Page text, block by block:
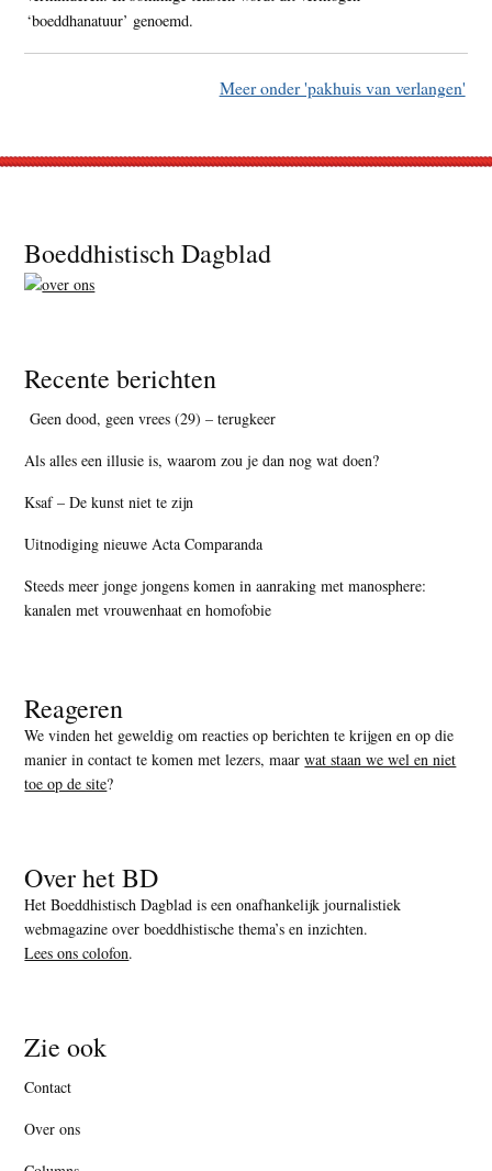
‘boeddhanatuur’ genoemd.
Meer onder 'pakhuis van verlangen'
Footer
Boeddhistisch Dagblad
Recente berichten
Geen dood, geen vrees (29) – terugkeer
Als alles een illusie is, waarom zou je dan nog wat doen?
Ksaf – De kunst niet te zijn
Uitnodiging nieuwe Acta Comparanda
Steeds meer jonge jongens komen in aanraking met manosphere:
kanalen met vrouwenhaat en homofobie
Reageren
We vinden het geweldig om reacties op berichten te krijgen en op die
manier in contact te komen met lezers, maarwat staan we wel en niet
toe op de site?
Over het BD
Het Boeddhistisch Dagblad is een onafhankelijk journalistiek
webmagazine over boeddhistische thema’s en inzichten.
Lees ons colofon.
Zie ook
Contact
Over ons